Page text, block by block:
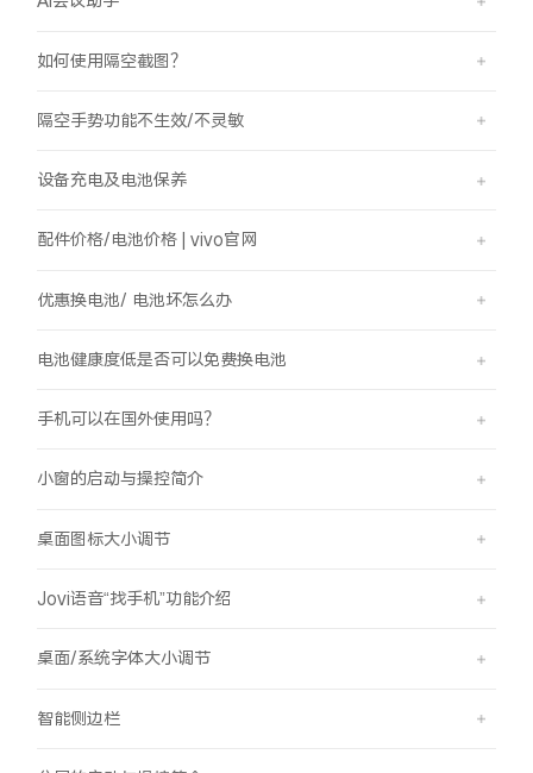
如何使用隔空截图？
隔空手势功能不生效/不灵敏
设备充电及电池保养
配件价格/电池价格 | vivo官网
优惠换电池/ 电池坏怎么办
电池健康度低是否可以免费换电池
手机可以在国外使用吗？
小窗的启动与操控简介
桌面图标大小调节
Jovi语音“找手机”功能介绍
桌面/系统字体大小调节
智能侧边栏